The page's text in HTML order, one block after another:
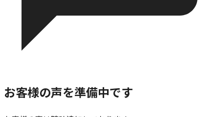
お客様の声を準備中です